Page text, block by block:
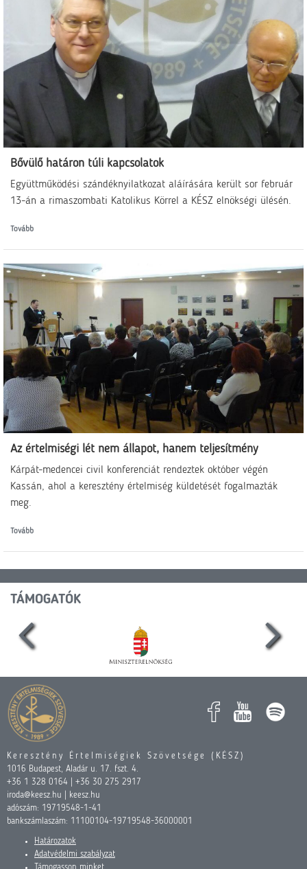
Bővülő határon túli kapcsolatok
Együttműködési szándéknyilatkozat aláírására került sor február
13-án a rimaszombati Katolikus Körrel a KÉSZ elnökségi ülésén.
Tovább
Az értelmiségi lét nem állapot, hanem teljesítmény
Kárpát-medencei civil konferenciát rendeztek október végén
Kassán, ahol a keresztény értelmiség küldetését fogalmazták
meg.
Tovább
TÁMOGATÓK
Keresztény Értelmiségiek Szövetsége (KÉSZ)
1016 Budapest, Aladár u. 17. fszt. 4.
+36 1 328 0164 | +36 30 275 2917
iroda@keesz.hu | keesz.hu
adószám: 19719548-1-41
bankszámlaszám: 11100104-19719548-36000001
Határozatok
Adatvédelmi szabályzat